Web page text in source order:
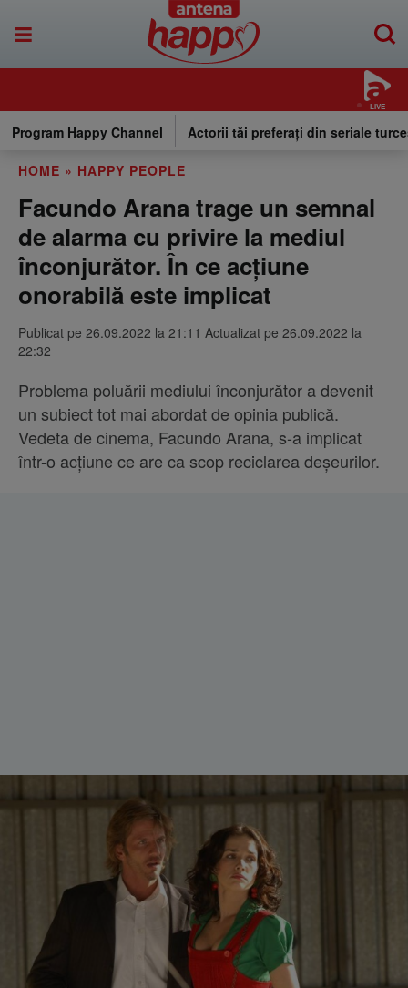
LIVE
Program Happy Channel Actorii tăi preferați din seriale
HOME » HAPPY PEOPLE
Facundo Arana trage un semnal
de alarma cu privire la mediul
înconjurător. În ce acțiune
onorabilă este implicat
Publicat pe 26.09.2022 la 21:11 Actualizat pe 26.09.2022 la
22:32
Problema poluării mediului înconjurător a devenit
un subiect tot mai abordat de opinia publică.
Vedeta de cinema, Facundo Arana, s-a implicat
într-o acțiune ce are ca scop reciclarea deșeurilor.